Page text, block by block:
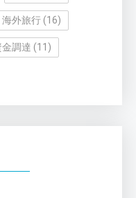
海外旅行 (16)
金調達 (11)